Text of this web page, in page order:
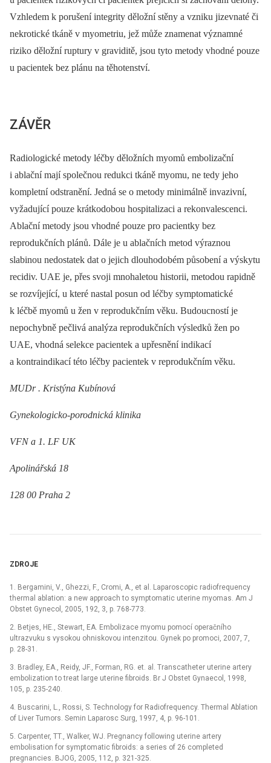
Vzhledem k porušení integrity děložní stěny a vzniku jizevnaté či
nekrotické tkáně v myometriu, jež může znamenat významné
riziko děložní ruptury v graviditě, jsou tyto metody vhodné pouze
u pacientek bez plánu na těhotenství.
ZÁVĚR
Radiologické metody léčby děložních myomů embolizační
i ablační mají společnou redukci tkáně myomu, ne tedy jeho
kompletní odstranění. Jedná se o metody minimálně invazivní,
vyžadující pouze krátkodobou hospitalizaci a rekonvalescenci.
Ablační metody jsou vhodné pouze pro pacientky bez
reprodukčních plánů. Dále je u ablačních metod výraznou
slabinou nedostatek dat o jejich dlouhodobém působení a výskytu
recidiv. UAE je, přes svoji mnohaletou historii, metodou rapidně
se rozvíjející, u které nastal posun od léčby symptomatické
k léčbě myomů u žen v reprodukčním věku. Budoucností je
nepochybně pečlivá analýza reprodukčních výsledků žen po
UAE, vhodná selekce pacientek a upřesnění indikací
a kontraindikací této léčby pacientek v reprodukčním věku.
MUDr . Kristýna Kubínová
Gynekologicko-porodnická klinika
VFN a 1. LF UK
Apolinářská 18
128 00 Praha 2
ZDROJE
1. Bergamini, V., Ghezzi, F., Cromi, A., et al. Laparoscopic radiofrequency
thermal ablation: a new approach to symptomatic uterine myomas. Am J
Obstet Gynecol, 2005, 192, 3, p. 768-773.
2. Betjes, HE., Stewart, EA. Embolizace myomu pomocí operačního
ultrazvuku s vysokou ohniskovou intenzitou. Gynek po promoci, 2007, 7,
p. 28-31.
3. Bradley, EA., Reidy, JF., Forman, RG. et. al. Transcatheter uterine artery
embolization to treat large uterine fibroids. Br J Obstet Gynaecol, 1998,
105, p. 235-240.
4. Buscarini, L., Rossi, S. Technology for Radiofrequency. Thermal Ablation
of Liver Tumors. Semin Laparosc Surg, 1997, 4, p. 96-101.
5. Carpenter, TT., Walker, WJ. Pregnancy following uterine artery
embolisation for symptomatic fibroids: a series of 26 completed
pregnancies. BJOG, 2005, 112, p. 321-325.